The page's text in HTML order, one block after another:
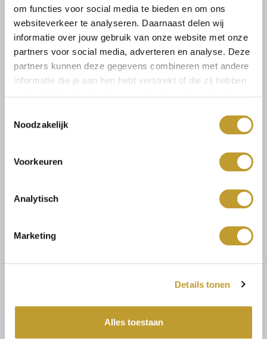
om functies voor social media te bieden en om ons
websiteverkeer te analyseren. Daarnaast delen wij
informatie over jouw gebruik van onze website met onze
partners voor social media, adverteren en analyse. Deze
partners kunnen deze gegevens combineren met andere
informatie die je aan hen hebt verstrekt of die zij hebben
Noodzakelijk
Voorkeuren
Analytisch
Marketing
Details tonen
Alles toestaan
Size guide Verzenden & retourneren
Baylor pantalon beige